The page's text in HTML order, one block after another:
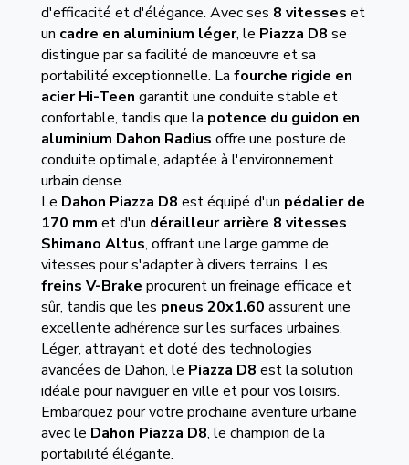
d'efficacité et d'élégance. Avec ses 8 vitesses et
un cadre en aluminium léger, le Piazza D8 se
distingue par sa facilité de manœuvre et sa
portabilité exceptionnelle. La fourche rigide en
acier Hi-Teen garantit une conduite stable et
confortable, tandis que la potence du guidon en
aluminium Dahon Radius offre une posture de
conduite optimale, adaptée à l'environnement
urbain dense.
Le Dahon Piazza D8 est équipé d'un pédalier de
170 mm et d'un dérailleur arrière 8 vitesses
Shimano Altus, offrant une large gamme de
vitesses pour s'adapter à divers terrains. Les
freins V-Brake procurent un freinage efficace et
sûr, tandis que les pneus 20x1.60 assurent une
excellente adhérence sur les surfaces urbaines.
Léger, attrayant et doté des technologies
avancées de Dahon, le Piazza D8 est la solution
idéale pour naviguer en ville et pour vos loisirs.
Embarquez pour votre prochaine aventure urbaine
avec le Dahon Piazza D8, le champion de la
portabilité élégante.